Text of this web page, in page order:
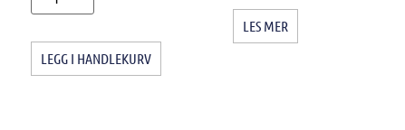
LEGG I HANDLEKURV
LES MER